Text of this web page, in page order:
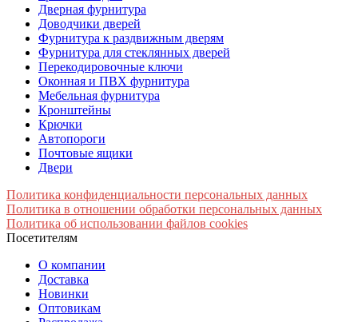
Дверная фурнитура
Доводчики дверей
Фурнитура к раздвижным дверям
Фурнитура для стеклянных дверей
Перекодировочные ключи
Оконная и ПВХ фурнитура
Мебельная фурнитура
Кронштейны
Крючки
Автопороги
Почтовые ящики
Двери
Политика конфиденциальности персональных данных
Политика в отношении обработки персональных данных
Политика об использовании файлов cookies
Посетителям
О компании
Доставка
Новинки
Оптовикам